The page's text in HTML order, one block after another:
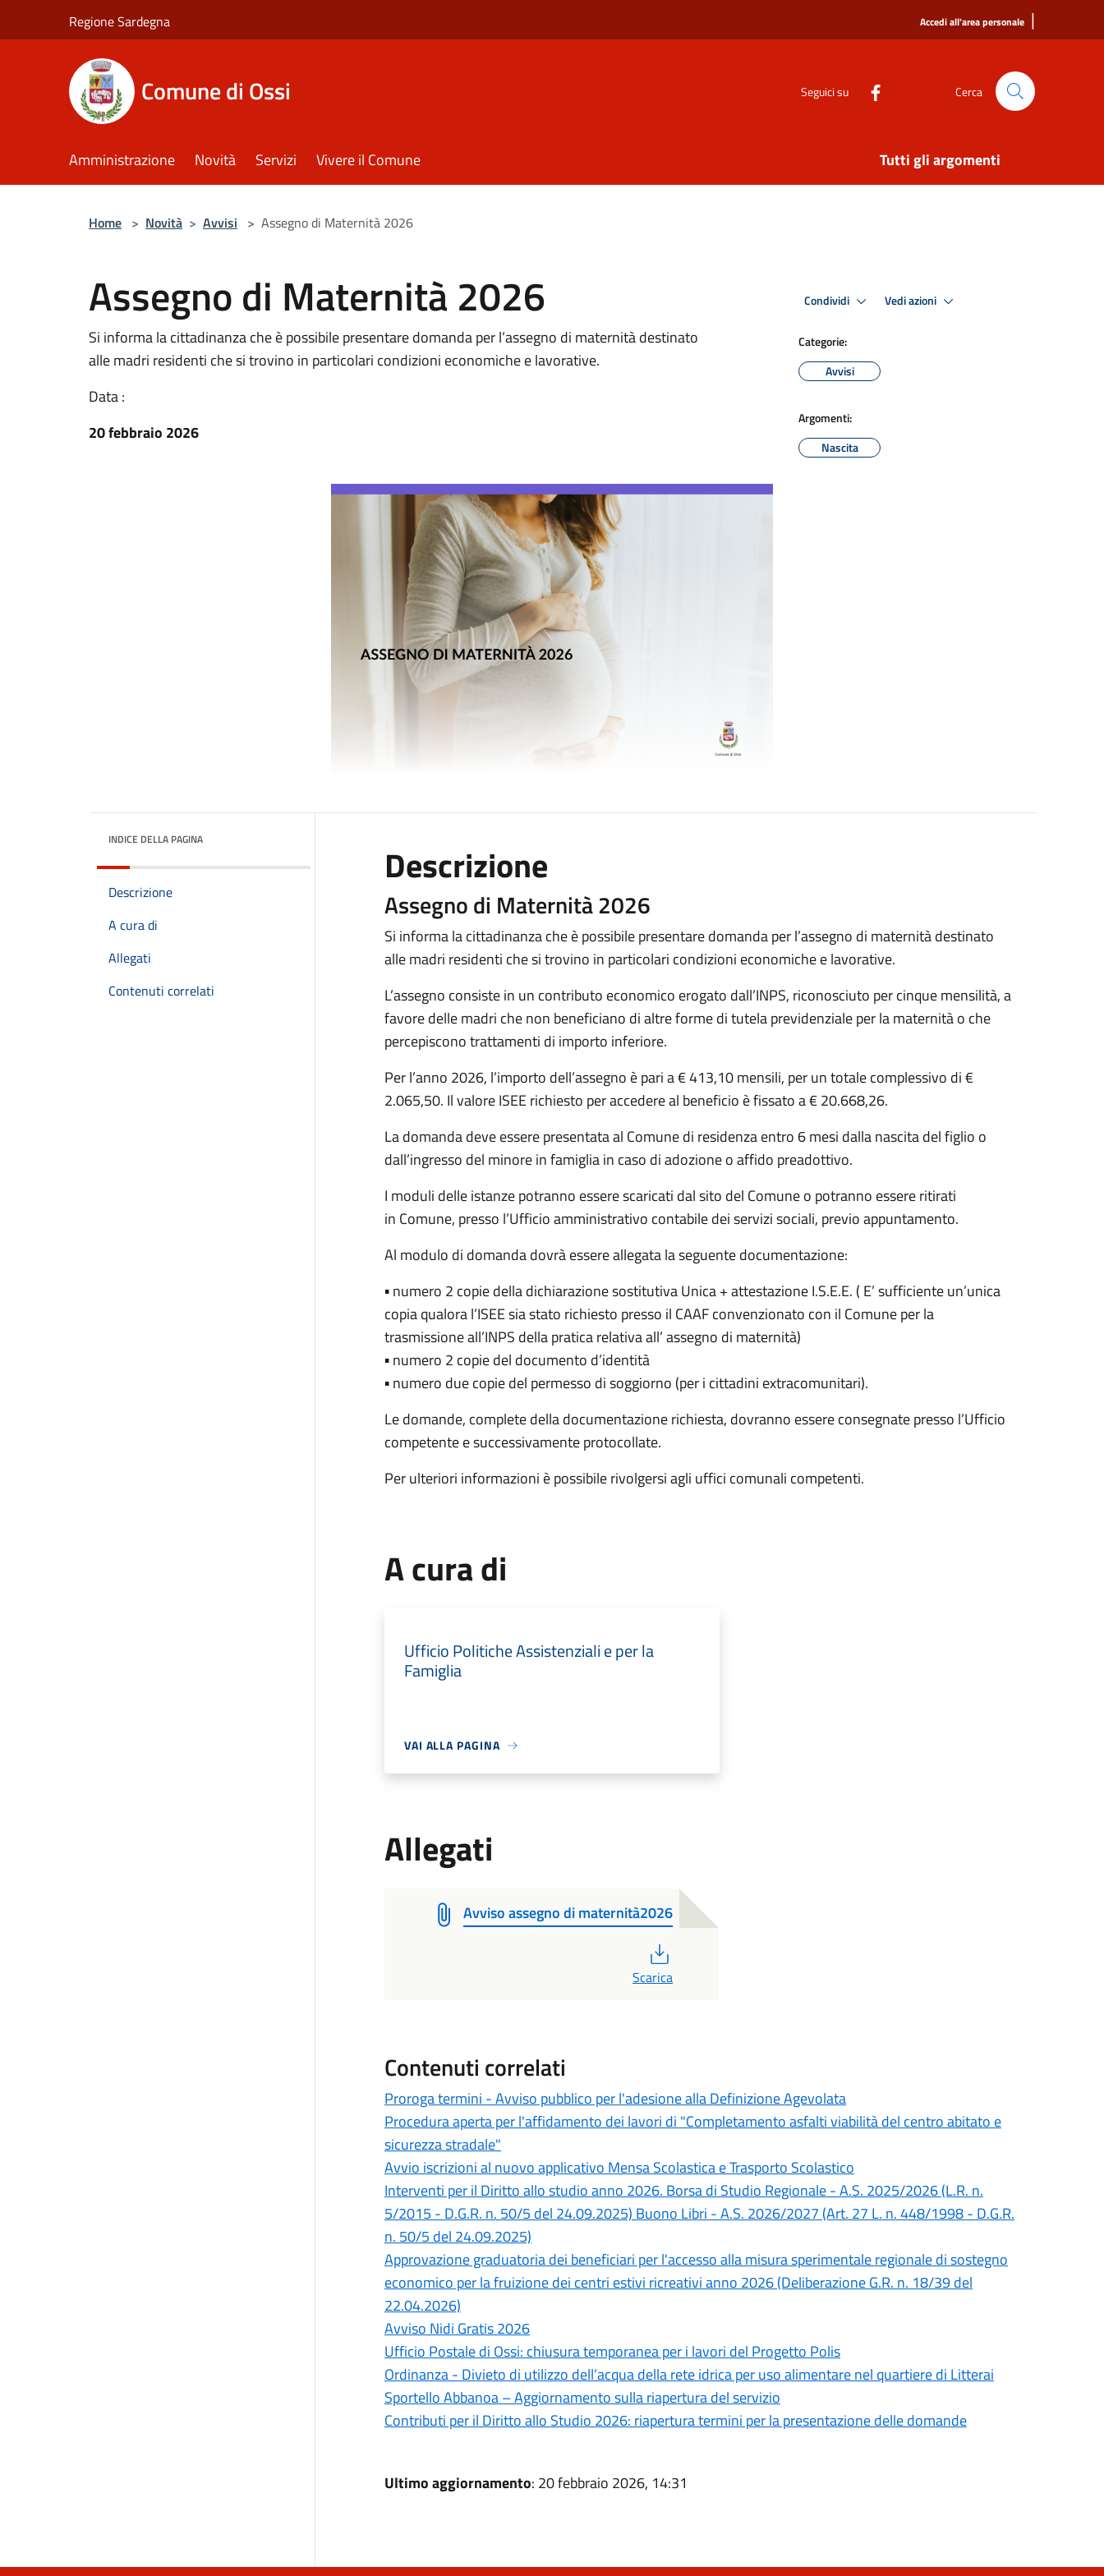
Regione Sardegna Accedi all'area personale |
Comune di Ossi Seguici su Cerca
Amministrazione Novità Servizi Vivere il Comune Tutti gli argomenti
Home > Novità > Avvisi > Assegno di Maternità 2026
Assegno di Maternità 2026
Si informa la cittadinanza che è possibile presentare domanda per l’assegno di maternità destinato
alle madri residenti che si trovino in particolari condizioni economiche e lavorative.
Data :
20 febbraio 2026
Condividi Vedi azioni
Categorie:
Avvisi
Argomenti:
Nascita
INDICE DELLA PAGINA
Descrizione
A cura di
Allegati
Contenuti correlati
Descrizione
Assegno di Maternità 2026
Si informa la cittadinanza che è possibile presentare domanda per l’assegno di maternità destinato
alle madri residenti che si trovino in particolari condizioni economiche e lavorative.
L’assegno consiste in un contributo economico erogato dall’INPS, riconosciuto per cinque mensilità, a
favore delle madri che non beneficiano di altre forme di tutela previdenziale per la maternità o che
percepiscono trattamenti di importo inferiore.
Per l’anno 2026, l’importo dell’assegno è pari a € 413,10 mensili, per un totale complessivo di €
2.065,50. Il valore ISEE richiesto per accedere al beneficio è fissato a € 20.668,26.
La domanda deve essere presentata al Comune di residenza entro 6 mesi dalla nascita del figlio o
dall’ingresso del minore in famiglia in caso di adozione o affido preadottivo.
I moduli delle istanze potranno essere scaricati dal sito del Comune o potranno essere ritirati
in Comune, presso l’Ufficio amministrativo contabile dei servizi sociali, previo appuntamento.
Al modulo di domanda dovrà essere allegata la seguente documentazione:
▪ numero 2 copie della dichiarazione sostitutiva Unica + attestazione I.S.E.E. ( E’ sufficiente un’unica
copia qualora l’ISEE sia stato richiesto presso il CAAF convenzionato con il Comune per la
trasmissione all’INPS della pratica relativa all’ assegno di maternità)
▪ numero 2 copie del documento d’identità
▪ numero due copie del permesso di soggiorno (per i cittadini extracomunitari).
Le domande, complete della documentazione richiesta, dovranno essere consegnate presso l’Ufficio
competente e successivamente protocollate.
Per ulteriori informazioni è possibile rivolgersi agli uffici comunali competenti.
A cura di
Ufficio Politiche Assistenziali e per la
Famiglia
VAI ALLA PAGINA
Allegati
Avviso assegno di maternità2026
Scarica
Contenuti correlati
Proroga termini - Avviso pubblico per l'adesione alla Definizione Agevolata
Procedura aperta per l'affidamento dei lavori di "Completamento asfalti viabilità del centro abitato e
sicurezza stradale"
Avvio iscrizioni al nuovo applicativo Mensa Scolastica e Trasporto Scolastico
Interventi per il Diritto allo studio anno 2026. Borsa di Studio Regionale - A.S. 2025/2026 (L.R. n.
5/2015 - D.G.R. n. 50/5 del 24.09.2025) Buono Libri - A.S. 2026/2027 (Art. 27 L. n. 448/1998 - D.G.R.
n. 50/5 del 24.09.2025)
Approvazione graduatoria dei beneficiari per l'accesso alla misura sperimentale regionale di sostegno
economico per la fruizione dei centri estivi ricreativi anno 2026 (Deliberazione G.R. n. 18/39 del
22.04.2026)
Avviso Nidi Gratis 2026
Ufficio Postale di Ossi: chiusura temporanea per i lavori del Progetto Polis
Ordinanza - Divieto di utilizzo dell’acqua della rete idrica per uso alimentare nel quartiere di Litterai
Sportello Abbanoa – Aggiornamento sulla riapertura del servizio
Contributi per il Diritto allo Studio 2026: riapertura termini per la presentazione delle domande
Ultimo aggiornamento: 20 febbraio 2026, 14:31